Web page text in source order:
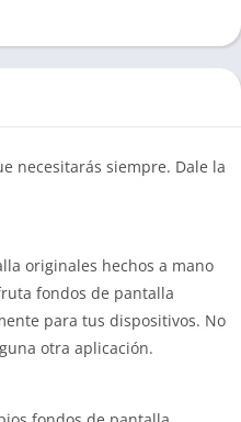
necesitarás siempre. Dale la
originales hechos a mano
fondos de pantalla
para tus dispositivos. No
otra aplicación.